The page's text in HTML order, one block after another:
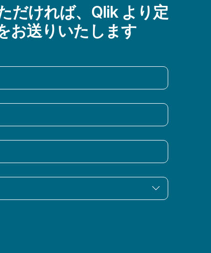
だければ、Qlik より定
お送りいたします